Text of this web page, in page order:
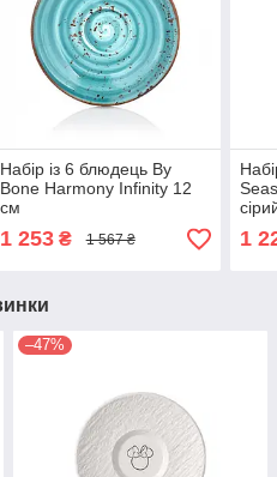
Набір із 6 блюдець By
Bone Harmony Infinity 12
см
1 253₴ 1 567 ₴ 1
–47%